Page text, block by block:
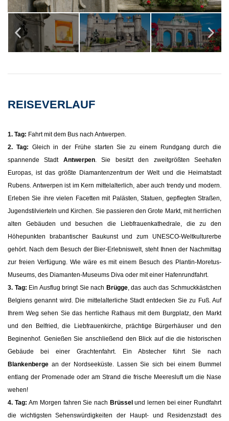
REISEVERLAUF
1. Tag: Fahrt mit dem Bus nach Antwerpen.
2. Tag: Gleich in der Frühe starten Sie zu einem Rundgang durch die
spannende Stadt Antwerpen. Sie besitzt den zweitgrößten Seehafen
Europas, ist das größte Diamantenzentrum der Welt und die Heimatstadt
Rubens. Antwerpen ist im Kern mittelalterlich, aber auch trendy und modern.
Erleben Sie ihre vielen Facetten mit Palästen, Statuen, gepflegten Straßen,
Jugendstilvierteln und Kirchen. Sie passieren den Grote Markt, mit herrlichen
alten Gebäuden und besuchen die Liebfrauenkathedrale, die zu den
Höhepunkten brabantischer Baukunst und zum UNESCO-Weltkulturerbe
gehört. Nach dem Besuch der Bier-Erlebniswelt, steht Ihnen der Nachmittag
zur freien Verfügung. Wie wäre es mit einem Besuch des Plantin-Moretus-
Museums, des Diamanten-Museums Diva oder mit einer Hafenrundfahrt.
3. Tag: Ein Ausflug bringt Sie nach Brügge, das auch das Schmuckkästchen
Belgiens genannt wird. Die mittelalterliche Stadt entdecken Sie zu Fuß. Auf
Ihrem Weg sehen Sie das herrliche Rathaus mit dem Burgplatz, den Markt
und den Belfried, die Liebfrauenkirche, prächtige Bürgerhäuser und den
Beginenhof. Genießen Sie anschließend den Blick auf die die historischen
Gebäude bei einer Grachtenfahrt. Ein Abstecher führt Sie nach
Blankenberge an der Nordseeküste. Lassen Sie sich bei einem Bummel
entlang der Promenade oder am Strand die frische Meeresluft um die Nase
wehen!
4. Tag:Am Morgen fahren Sie nach Brüsselund lernen bei einer Rundfahrt
die wichtigsten Sehenswürdigkeiten der Haupt- und Residenzstadt des